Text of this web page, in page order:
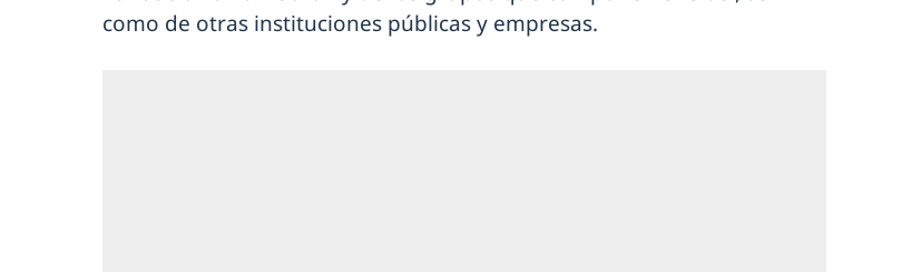
como de otras instituciones públicas y empresas.